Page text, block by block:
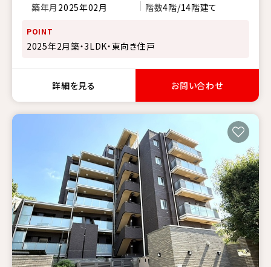
築年月 2025年02月 階数4階/14階建て
POINT
2025年2月築・3LDK・東向き住戸
詳細を見る お問い合わせ